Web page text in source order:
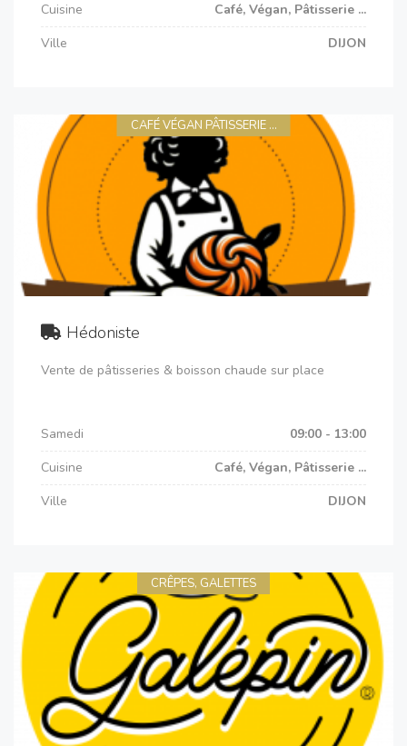
Cuisine
Café, Végan, Pâtisserie ...
Ville
DIJON
CAFÉ VÉGAN PÂTISSERIE ...
Hédoniste
Vente de pâtisseries & boisson chaude sur place
Samedi
09:00 - 13:00
Cuisine
Café, Végan, Pâtisserie ...
Ville
DIJON
CRÊPES, GALETTES